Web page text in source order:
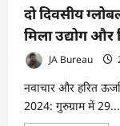
दो दिवसीय
मिला उद्योग और
JA Bureau
नवाचार और हरित
2024: गुरुग्राम में 29...